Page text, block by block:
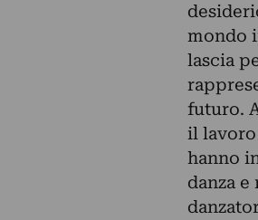
mondo
lascia
futuro.
il lavoro
hanno
danza